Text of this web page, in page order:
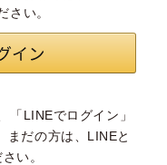
さい。
「LINEでログイン」
だの方は、 LINEと
い。